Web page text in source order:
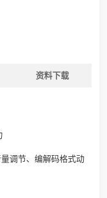
资料下载
调节、编解码格式动